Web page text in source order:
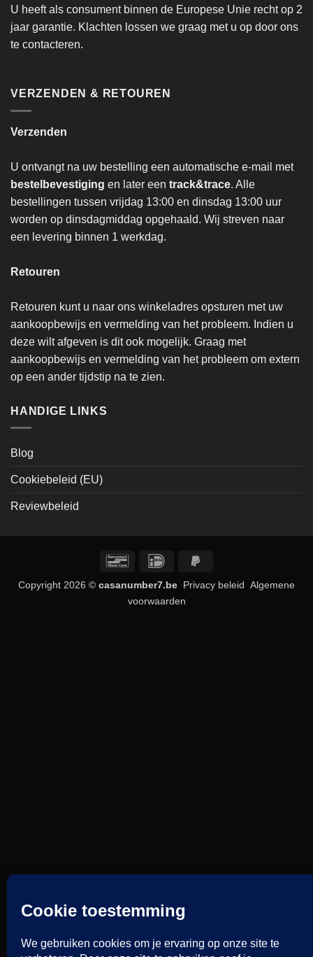
U heeft als consument binnen de Europese Unie recht op 2
jaar garantie. Klachten lossen we graag met u op door ons
te contacteren.
VERZENDEN & RETOUREN
Verzenden
U ontvangt na uw bestelling een automatische e-mail met
bestelbevestiging en later een track&trace. Alle
bestellingen tussen vrijdag 13:00 en dinsdag 13:00 uur
worden op dinsdagmiddag opgehaald. Wij streven naar
een levering binnen 1 werkdag.
Retouren
Retouren kunt u naar ons winkeladres opsturen met uw
aankoopbewijs en vermelding van het probleem. Indien u
deze wilt afgeven is dit ook mogelijk. Graag met
aankoopbewijs en vermelding van het probleem om extern
op een ander tijdstip na te zien.
HANDIGE LINKS
Blog
Cookiebeleid (EU)
Reviewbeleid
BancontactIDeal
Copyright 2026 © casanumber7.be Privacy beleid Algemene
voorwaarden